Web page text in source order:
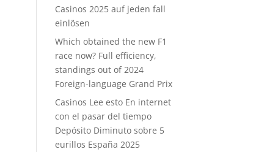
Casinos 2025 auf jeden fall
einlösen
Which obtained the new F1
race now? Full efficiency,
standings out of 2024
Foreign-language Grand Prix
Casinos Lee esto En internet
con el pasar del tiempo
Depósito Diminuto sobre 5
eurillos España 2025